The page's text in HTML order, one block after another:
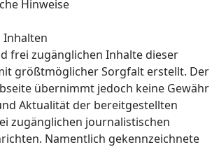
Hinweise
Inhalten
frei zugänglichen Inhalte dieser
größtmöglicher Sorgfalt erstellt. Der
übernimmt jedoch keine Gewähr
Aktualität der bereitgestellten
zugänglichen journalistischen
Namentlich gekennzeichnete